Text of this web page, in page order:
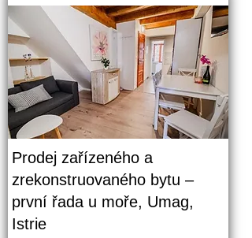
Prodej zařízeného a
zrekonstruovaného bytu –
první řada u moře, Umag,
Istrie